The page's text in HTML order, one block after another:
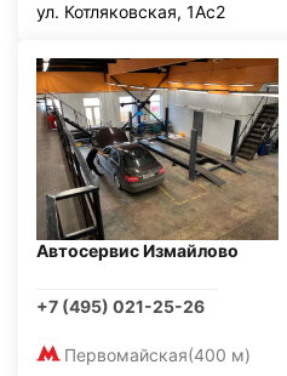
ул. Котляковская, 1Ас2
Автосервис Измайлово
+7 (495) 021-25-26
Первомайская(400 м)